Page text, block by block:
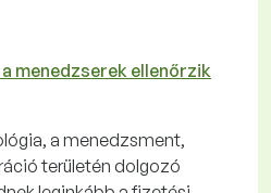
menedzserek ellenőrzik
a menedzsment,
területén dolgozó